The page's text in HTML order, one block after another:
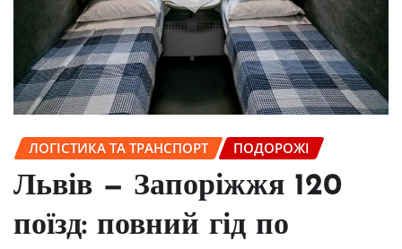
ЛОГІСТИКА ТА ТРАНСПОРТ ПОДОРОЖІ
Львів — Запоріжжя 120
поїзд: повний гід по